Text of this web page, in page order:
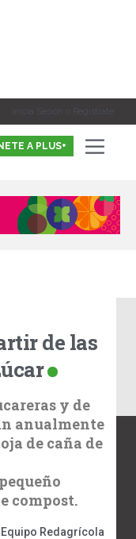
Inicia Sesión o Registrate
A PLUS+
de las
y de
anualmente
de caña de
compost.
Equipo Redagrícola